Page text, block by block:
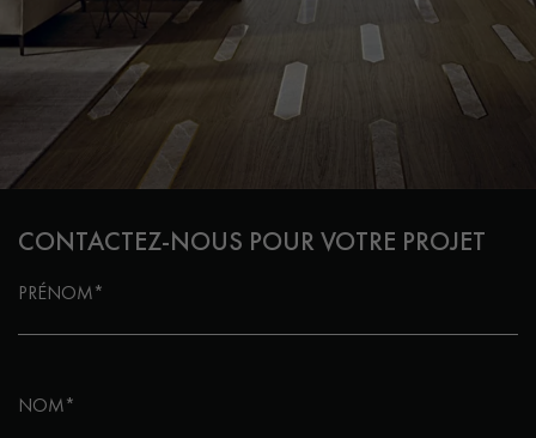
CONTACTEZ-NOUS POUR VOTRE PROJET
PRÉNOM*
NOM*